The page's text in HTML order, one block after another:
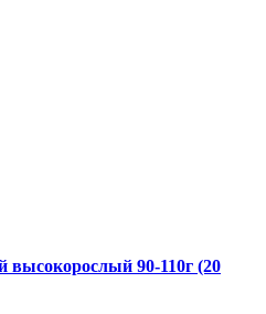
90-110г (20